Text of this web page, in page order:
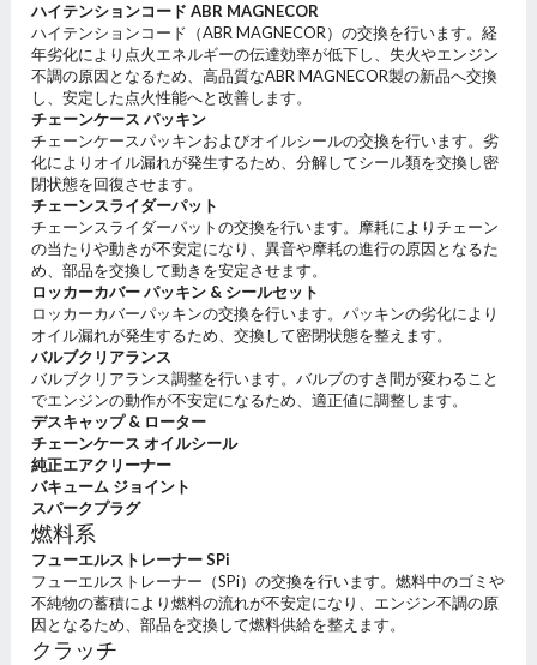
ハイテンションコード ABR MAGNECOR
ハイテンションコード（ABR MAGNECOR）の交換を行います。経
年劣化により点火エネルギーの伝達効率が低下し、失火やエンジン
不調の原因となるため、高品質なABR MAGNECOR製の新品へ交換
し、安定した点火性能へと改善します。
チェーンケース パッキン
チェーンケースパッキンおよびオイルシールの交換を行います。劣
化によりオイル漏れが発生するため、分解してシール類を交換し密
閉状態を回復させます。
チェーンスライダーパット
チェーンスライダーパットの交換を行います。摩耗によりチェーン
の当たりや動きが不安定になり、異音や摩耗の進行の原因となるた
め、部品を交換して動きを安定させます。
ロッカーカバー パッキン & シールセット
ロッカーカバーパッキンの交換を行います。パッキンの劣化により
オイル漏れが発生するため、交換して密閉状態を整えます。
バルブクリアランス
バルブクリアランス調整を行います。バルブのすき間が変わること
でエンジンの動作が不安定になるため、適正値に調整します。
デスキャップ & ローター
チェーンケース オイルシール
純正エアクリーナー
バキューム ジョイント
スパークプラグ
燃料系
フューエルストレーナー SPi
フューエルストレーナー（SPi）の交換を行います。燃料中のゴミや
不純物の蓄積により燃料の流れが不安定になり、エンジン不調の原
因となるため、部品を交換して燃料供給を整えます。
クラッチ